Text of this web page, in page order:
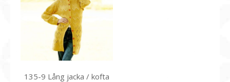
135-9 Lång jacka / kofta